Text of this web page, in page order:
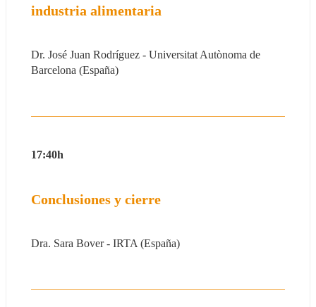
industria alimentaria
Dr. José Juan Rodríguez - Universitat Autònoma de
Barcelona (España)
17:40h
Conclusiones y cierre
Dra. Sara Bover - IRTA (España)